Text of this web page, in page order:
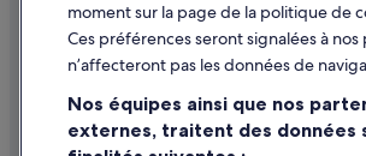
Le Marais : hôtels Hôtels acceptant les
Le Marais : hôtels Hôtels-boutiques
Le Marais : hôtels Hôtels LGBTQIA+ friendly
Annuler une réservation d'hôtel ou de location de
Délais de remboursement
Documents de voyage internationaux
moment sur la page de la politique de
Ces préférences seront signalées à
n’affecteront pas les données de
Nos équipes ainsi que nos
externes, traitent des données